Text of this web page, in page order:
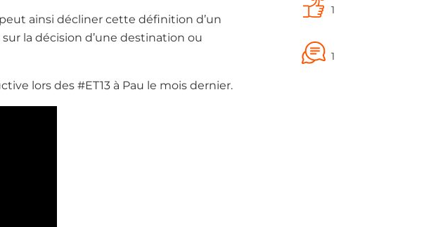
1
1
ainsi décliner cette définition d’un
la décision d’une destination ou
lors des #ET13 à Pau le mois dernier.